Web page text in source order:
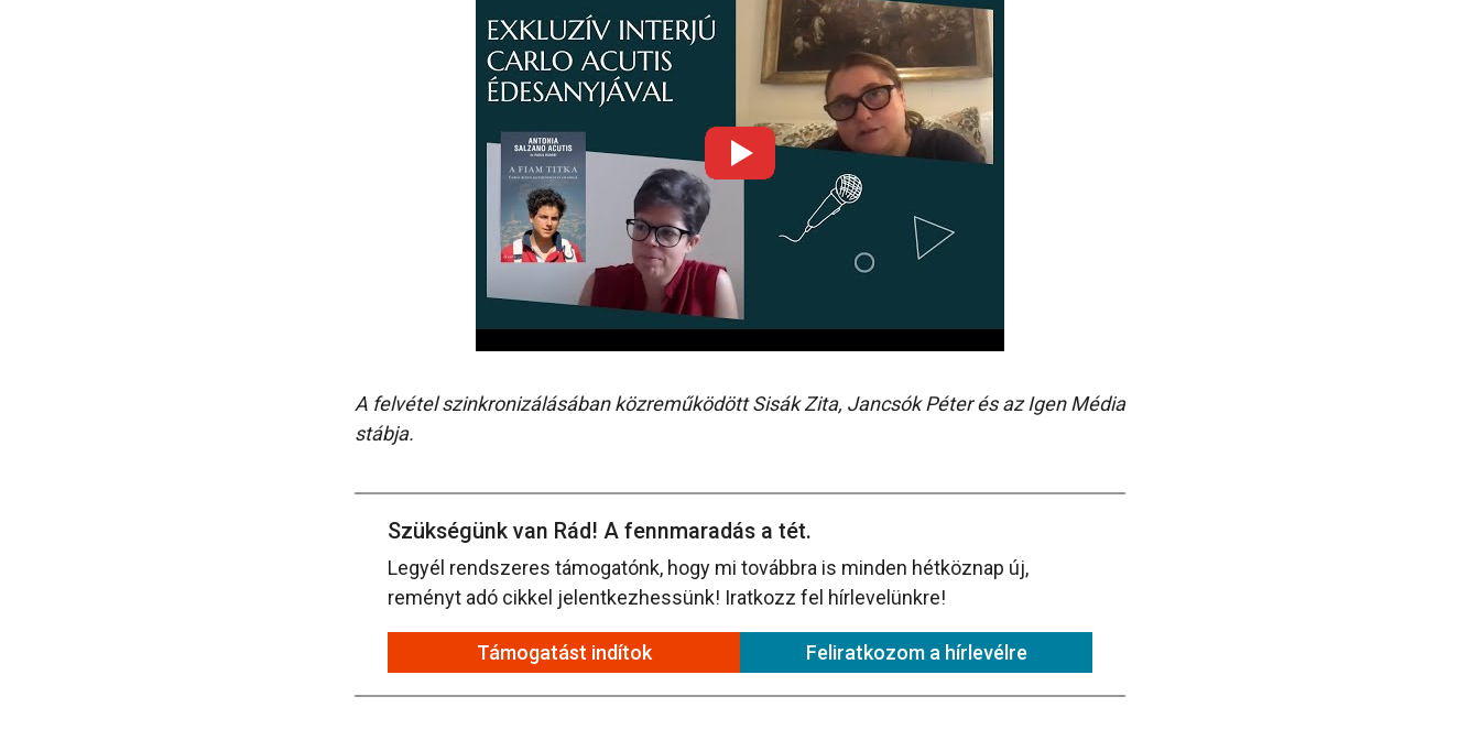
A felvétel szinkronizálásában közreműködött Sisák Zita, Jancsók Péter és az Igen Média
stábja.
Szükségünk van Rád! A fennmaradás a tét.
Legyél rendszeres támogatónk, hogy mi továbbra is minden hétköznap új,
reményt adó cikkel jelentkezhessünk! Iratkozz fel hírlevelünkre!
Támogatást indítok Feliratkozom a hírlevélre